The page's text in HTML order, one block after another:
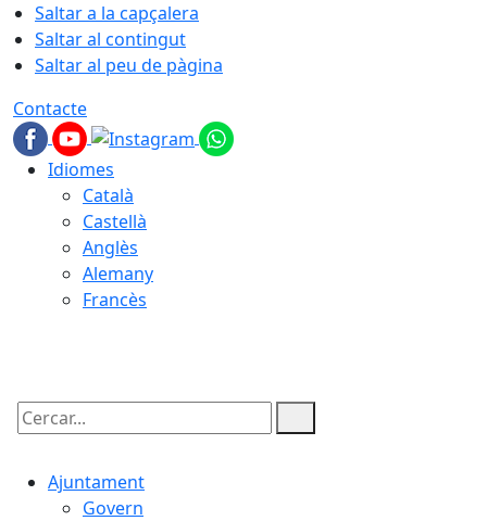
Saltar a la capçalera
Saltar al contingut
Saltar al peu de pàgina
Contacte
Idiomes
Català
Castellà
Anglès
Alemany
Francès
Cercar:
Ajuntament
Govern